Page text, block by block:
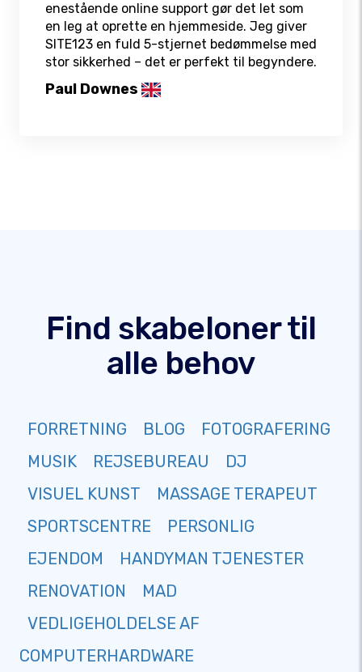
enestående online support gør det let som
en leg at oprette en hjemmeside. Jeg giver
SITE123 en fuld 5-stjernet bedømmelse med
stor sikkerhed – det er perfekt til begyndere.
Paul Downes
Find skabeloner til
alle behov
FORRETNING BLOG
FOTOGRAFERING
MUSIK
REJSEBUREAU
DJ
VISUEL KUNST
MASSAGE TERAPEUT
SPORTSCENTRE
PERSONLIG
EJENDOM
HANDYMAN TJENESTER
RENOVATION
MAD
VEDLIGEHOLDELSE AF
COMPUTERHARDWARE